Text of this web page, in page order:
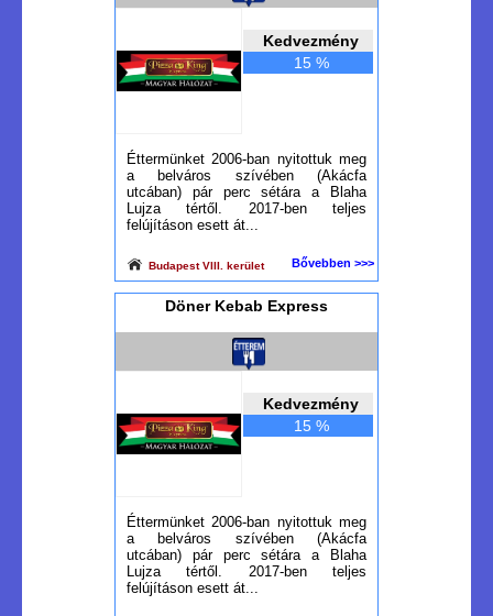
Kedvezmény
15 %
Éttermünket 2006-ban nyitottuk meg
a belváros szívében (Akácfa
utcában) pár perc sétára a Blaha
Lujza tértől. 2017-ben teljes
felújításon esett át...
Budapest VIII. kerület Bővebben >>>
Döner Kebab Express
Kedvezmény
15 %
Éttermünket 2006-ban nyitottuk meg
a belváros szívében (Akácfa
utcában) pár perc sétára a Blaha
Lujza tértől. 2017-ben teljes
felújításon esett át...